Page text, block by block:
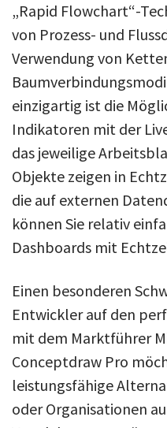
„Rapid Flowchart“-
von Prozess- und
Verwendung von
einzigartig ist die
Indikatoren mit der
das jeweilige
Objekte zeigen in
die auf externen
können Sie relativ
Dashboards mit
Einen besonderen
Entwickler auf den
mit dem Marktführer
Conceptdraw Pro
leistungsfähige
oder Organisationen